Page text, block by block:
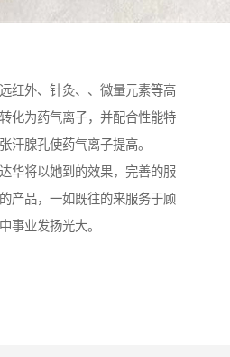
红外、针灸、、微量元素等高
化为药气离子，并配合性能特
汗腺孔使药气离子提高。
华将以她到的效果，完善的服
产品，一如既往的来服务于顾
事业发扬光大。